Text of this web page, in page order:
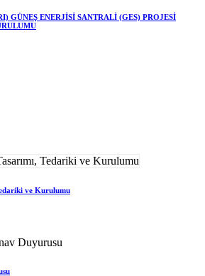
GÜNEŞ ENERJİSİ SANTRALİ (GES) PROJESİ
ve Kurulumu